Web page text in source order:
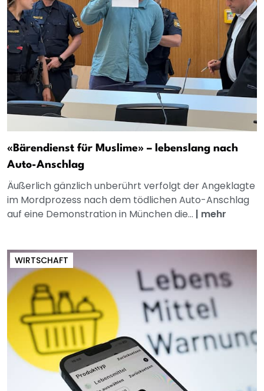
«Bärendienst für Muslime» – lebenslang nach
Auto-Anschlag
Äußerlich gänzlich unberührt verfolgt der Angeklagte
im Mordprozess nach dem tödlichen Auto-Anschlag
auf eine Demonstration in München die... | mehr
WIRTSCHAFT